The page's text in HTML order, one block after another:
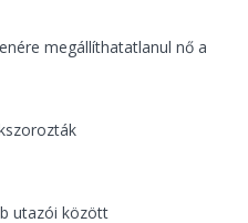
megállíthatatlanul nő a
utazói között